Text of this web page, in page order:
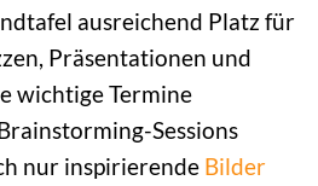
ausreichend Platz für
Präsentationen und
wichtige Termine
Sessions
nur inspirierende Bilder